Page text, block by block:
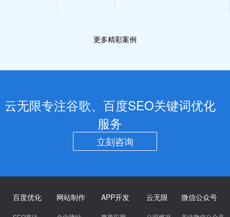
更多精彩案例
云无限专注谷歌、百度SEO关键词优化
服务
立刻咨询
百度优化 网站制作 APP开发 云无限 微信公众号